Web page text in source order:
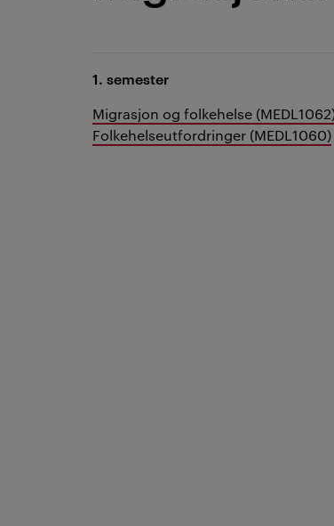
1. semester
Migrasjon og folkehelse
Folkehelseutfordringer (MEDL1060)